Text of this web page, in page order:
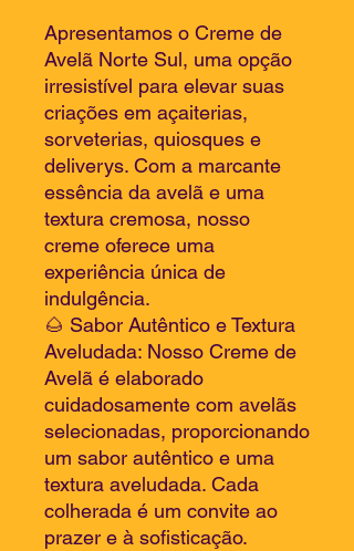
Apresentamos o Creme de
Avelã Norte Sul, uma opção
irresistível para elevar suas
criações em açaiterias,
sorveterias, quiosques e
deliverys. Com a marcante
essência da avelã e uma
textura cremosa, nosso
creme oferece uma
experiência única de
indulgência.
🌰 Sabor Autêntico e Textura
Aveludada: Nosso Creme de
Avelã é elaborado
cuidadosamente com avelãs
selecionadas, proporcionando
um sabor autêntico e uma
textura aveludada. Cada
colherada é um convite ao
prazer e à sofisticação.